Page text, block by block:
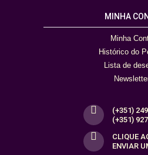
MINHA
Minha
Histórico do
Lista de
(+351)
(+351)
CLIQUE
ENVIAR